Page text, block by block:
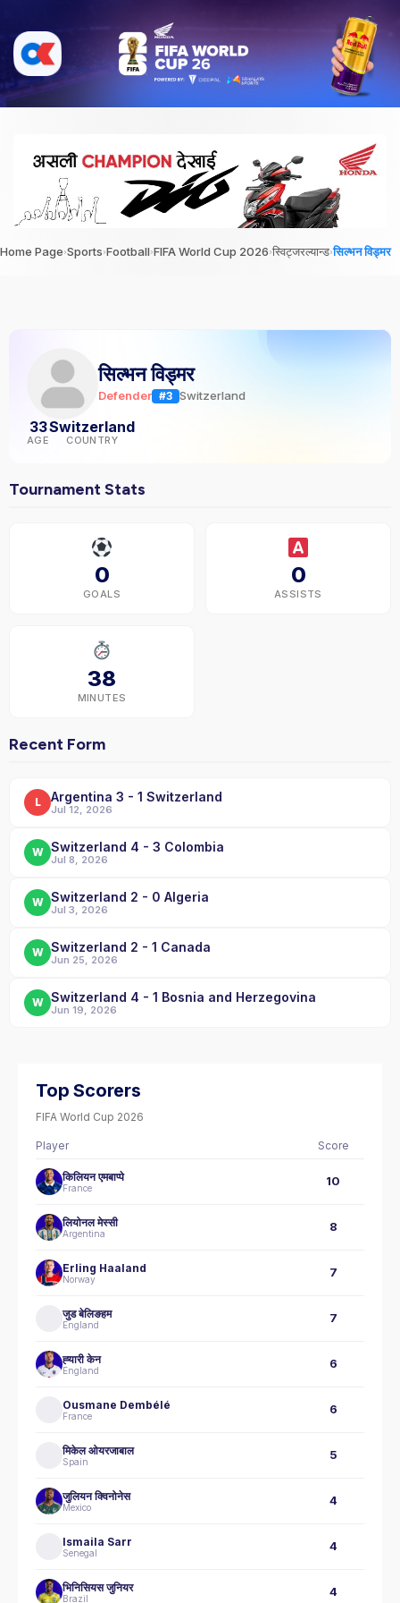
Home Page›Sports›Football›FIFA World Cup 2026›स्विट्जरल्यान्ड›सिल्भन विड्मर
सिल्भन विड्मर
Defender #3 Switzerland
33
AGE
Switzerland
COUNTRY
Tournament Stats
0
GOALS
0
ASSISTS
38
MINUTES
Recent Form
L Argentina 3 - 1 Switzerland
Jul 12, 2026
W Switzerland 4 - 3 Colombia
Jul 8, 2026
W Switzerland 2 - 0 Algeria
Jul 3, 2026
W Switzerland 2 - 1 Canada
Jun 25, 2026
W Switzerland 4 - 1 Bosnia and Herzegovina
Jun 19, 2026
Top Scorers
FIFA World Cup 2026
Player Score
किलियन एमबाप्पे
France 10
लियोनल मेस्सी
Argentina 8
Erling Haaland
Norway 7
जुड बेलिङहम
England 7
ह्‍यारी केन
England 6
Ousmane Dembélé
France 6
मिकेल ओयरजाबाल
Spain 5
जुलियन क्विनोनेस
Mexico 4
Ismaila Sarr
Senegal 4
भिनिसियस जुनियर
Brazil 4